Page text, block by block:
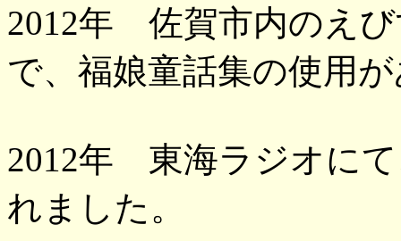
2012年 佐賀市内のえ
で、福娘童話集の使用
2012年 東海ラジオに
れました。